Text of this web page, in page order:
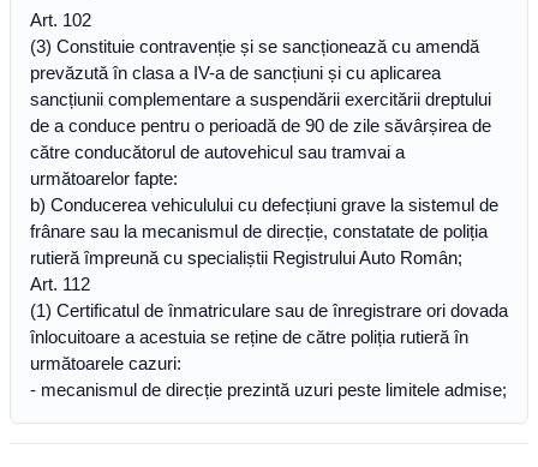
Art. 102
(3) Constituie contravenție și se sancționează cu amendă
prevăzută în clasa a IV-a de sancțiuni și cu aplicarea
sancțiunii complementare a suspendării exercitării dreptului
de a conduce pentru o perioadă de 90 de zile săvârșirea de
către conducătorul de autovehicul sau tramvai a
următoarelor fapte:
b) Conducerea vehiculului cu defecțiuni grave la sistemul de
frânare sau la mecanismul de direcție, constatate de poliția
rutieră împreună cu specialiștii Registrului Auto Român;
Art. 112
(1) Certificatul de înmatriculare sau de înregistrare ori dovada
înlocuitoare a acestuia se reține de către poliția rutieră în
următoarele cazuri:
- mecanismul de direcție prezintă uzuri peste limitele admise;